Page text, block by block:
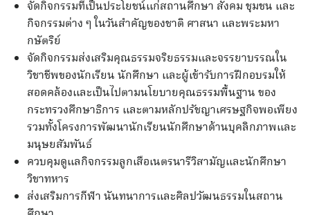
จัดกิจกรรมที่เป็นประโยชน์แก่สถานศึกษา สังคม ชุมชน และ
กิจกรรมต่าง ๆ ในวันสำคัญของชาติ ศาสนา และพระมหา
กษัตริย์
จัดกิจกรรมส่งเสริมคุณธรรมจริยธรรมและจรรยาบรรณใน
วิชาชีพของนักเรียน นักศึกษา และผู้เข้ารับการฝึกอบรมให้
สอดคล้องและเป็นไปตามนโยบายคุณธรรมพื้นฐาน ของ
กระทรวงศึกษาธิการ และตามหลักปรัชญาเศรษฐกิจพอเพียง
รวมทั้งโครงการพัฒนานักเรียนนักศึกษาด้านบุคลิกภาพและ
มนุษยสัมพันธ์
ควบคุมดูแลกิจกรรมลูกเสือเนตรนารีวิสามัญและนักศึกษา
วิชาทหาร
ส่งเสริมการกีฬา นันทนาการและศิลปวัฒนธรรมในสถาน